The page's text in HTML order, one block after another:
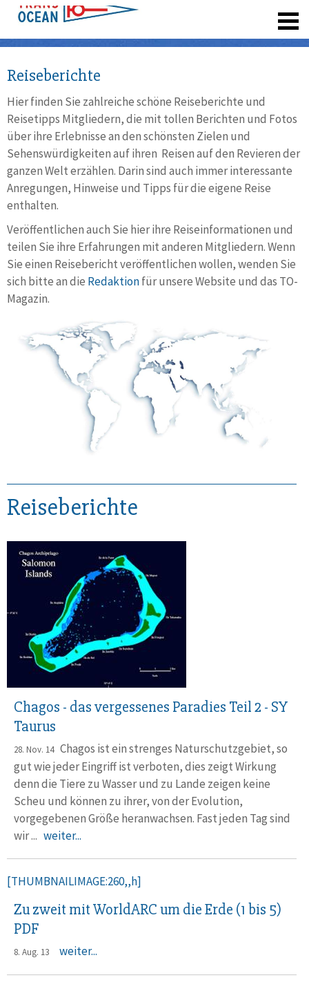
Reiseberichte
Hier finden Sie zahlreiche schöne Reiseberichte und
Reisetipps Mitgliedern, die mit tollen Berichten und Fotos
über ihre Erlebnisse an den schönsten Zielen und
Sehenswürdigkeiten auf ihren Reisen auf den Revieren der
ganzen Welt erzählen. Darin sind auch immer interessante
Anregungen, Hinweise und Tipps für die eigene Reise
enthalten.
Veröffentlichen auch Sie hier ihre Reiseinformationen und
teilen Sie ihre Erfahrungen mit anderen Mitgliedern. Wenn
Sie einen Reisebericht veröffentlichen wollen, wenden Sie
sich bitte an die Redaktionfür unsere Website und das TO-
Magazin.
Reiseberichte
Chagos - das vergessenes Paradies Teil 2 - SY
Taurus
28. Nov. 14Chagos ist ein strenges Naturschutzgebiet, so
gut wie jeder Eingriff ist verboten, dies zeigt Wirkung
denn die Tiere zu Wasser und zu Lande zeigen keine
Scheu und können zu ihrer, von der Evolution,
vorgegebenen Größe heranwachsen. Fast jeden Tag sind
wir ... weiter...
[THUMBNAILIMAGE:260,,h]
Zu zweit mit WorldARC um die Erde (1 bis 5)
PDF
8. Aug. 13 weiter...